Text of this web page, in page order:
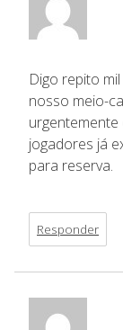
Digo repito
nosso meio-
urgentemente
jogadores já
para reserva.
Responder